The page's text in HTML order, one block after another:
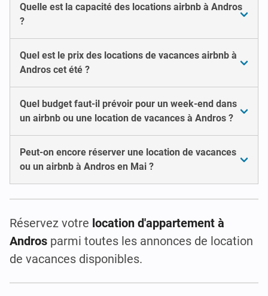
Quelle est la capacité des locations airbnb à Andros
?
Quel est le prix des locations de vacances airbnb à
Andros cet été ?
Quel budget faut-il prévoir pour un week-end dans
un airbnb ou une location de vacances à Andros ?
Peut-on encore réserver une location de vacances
ou un airbnb à Andros en Mai ?
Réservez votre location d'appartement à
Andros parmi toutes les annonces de location
de vacances disponibles.